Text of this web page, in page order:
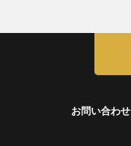
お問い合わせ